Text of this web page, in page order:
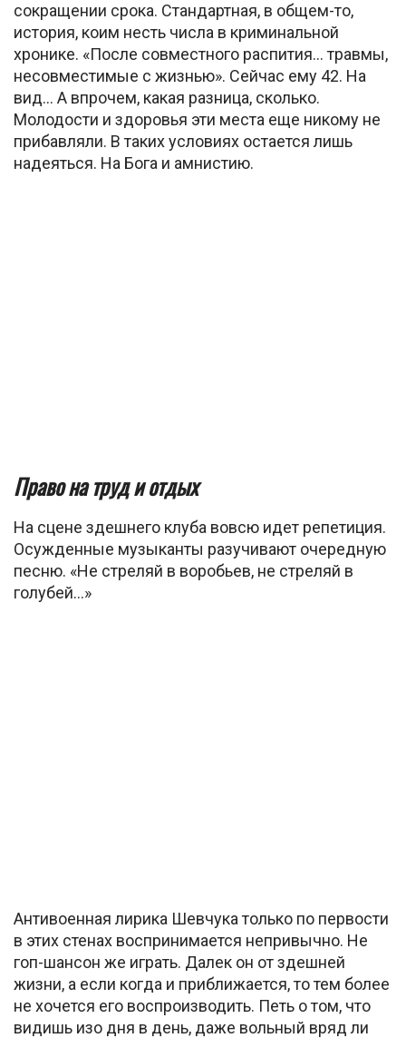
сокращении срока. Стандартная, в общем-то,
история, коим несть числа в криминальной
хронике. «После совместного распития… травмы,
несовместимые с жизнью». Сейчас ему 42. На
вид… А впрочем, какая разница, сколько.
Молодости и здоровья эти места еще никому не
прибавляли. В таких условиях остается лишь
надеяться. На Бога и амнистию.
Право на труд и отдых
На сцене здешнего клуба вовсю идет репетиция.
Осужденные музыканты разучивают очередную
песню. «Не стреляй в воробьев, не стреляй в
голубей…»
Антивоенная лирика Шевчука только по первости
в этих стенах воспринимается непривычно. Не
гоп-шансон же играть. Далек он от здешней
жизни, а если когда и приближается, то тем более
не хочется его воспроизводить. Петь о том, что
видишь изо дня в день, даже вольный вряд ли